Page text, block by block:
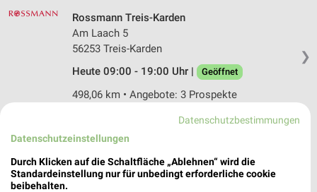
❯
Rossmann Treis-Karden
Am Laach 5
56253 Treis-Karden
Heute 09:00 - 19:00 Uhr |
Geöffnet
498,06 km • Angebote: 3 Prospekte
dm Schweich
54338 Schweich
Datenschutzbestimmungen
Datenschutzeinstellungen
Durch Klicken auf die Schaltfläche „Ablehnen“ wird die
Standardeinstellung nur für unbedingt erforderliche cookie
beibehalten.